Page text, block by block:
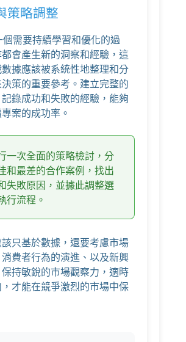
策略調整
需要持續學習和優化的過
會產生新的洞察和經驗，這
據應該被系統性地整理和分
策的重要參考。建立完整的
錄成功和失敗的經驗，能夠
案的成功率。
一次全面的策略檢討，分
和最差的合作案例，找出
失敗原因，並據此調整選
行流程。
只基於數據，還要考慮市場
費者行為的演進、以及新興
持敏銳的市場觀察力，適時
才能在競爭激烈的市場中保